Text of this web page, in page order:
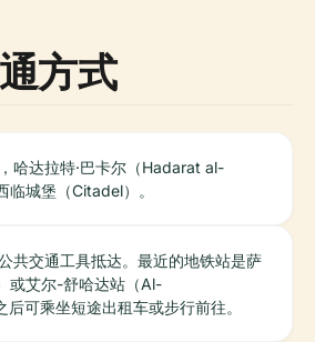
方式
哈达拉特·巴卡尔（Hadarat al-
临城堡（Citadel）。
共交通工具抵达。最近的地铁站是萨
或艾尔-舒哈达站（Al-
可乘坐短途出租车或步行前往。